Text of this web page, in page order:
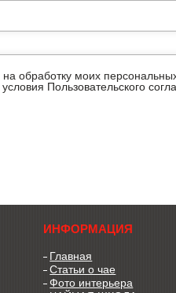
на обработку моих
Пользовательского
ИНФОРМАЦИЯ
Главная
Статьи о чае
Фото интерьера